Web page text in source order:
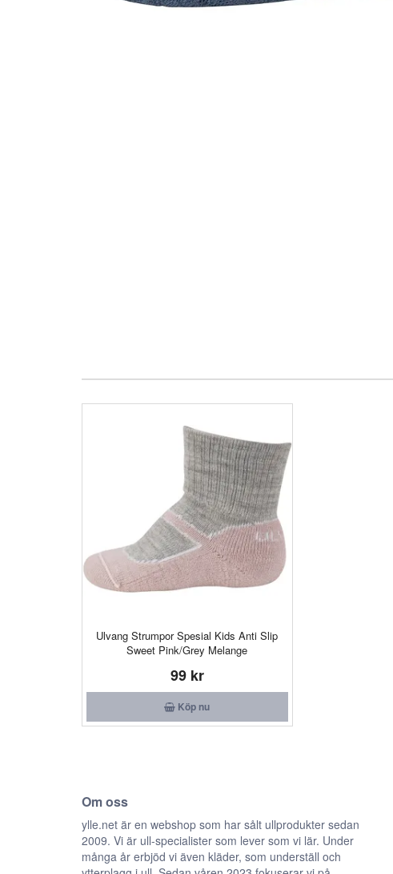
Ulvang Strumpor Spesial Kids Anti Slip
Sweet Pink/Grey Melange
99 kr
Köp nu
Om oss
ylle.net är en webshop som har sålt ullprodukter sedan
2009. Vi är ull-specialister som lever som vi lär. Under
många år erbjöd vi även kläder, som underställ och